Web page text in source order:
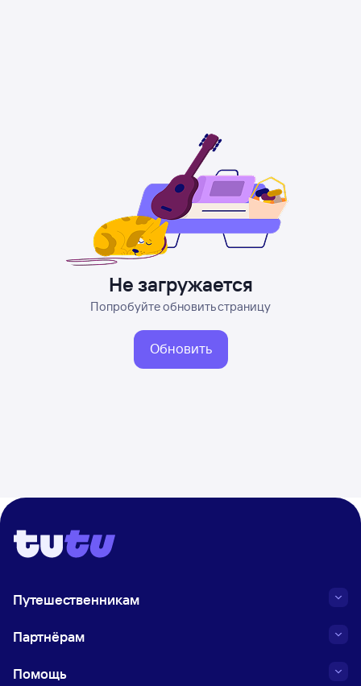
Не загружается
Попробуйте обновить страницу
Обновить
Путешественникам
Партнёрам
Помощь